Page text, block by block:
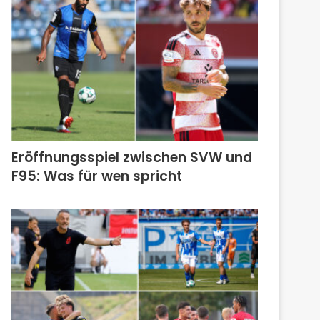
Eröffnungsspiel zwischen SVW und
F95: Was für wen spricht